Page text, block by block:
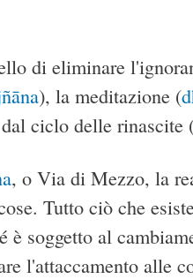
di eliminare
), la meditazione (
ciclo delle rinascite
, o Via di Mezzo, la
Tutto ciò che
è soggetto al
l'attaccamento alle